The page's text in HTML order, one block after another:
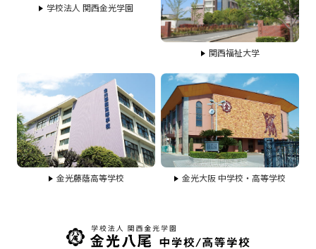
学校法人 関西金光学園
関西福祉大学
金光藤蔭高等学校 金光大阪 中学校・高等学校